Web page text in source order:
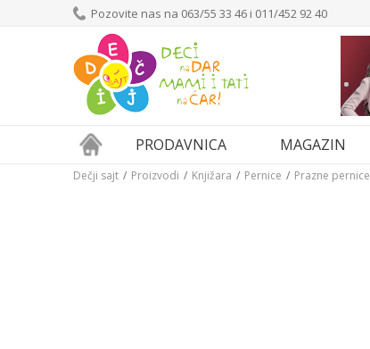
Pozovite nas na 063/55 33 46 i 011/452 92 40
PRODAVNICA MAGAZIN
Dečji sajt Proizvodi Knjižara Pernice Prazne pernice